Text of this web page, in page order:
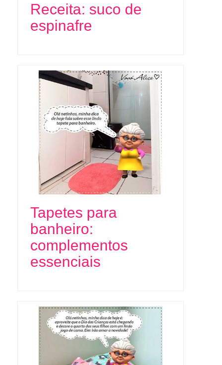
Receita: suco de
espinafre
Tapetes para
banheiro:
complementos
essenciais